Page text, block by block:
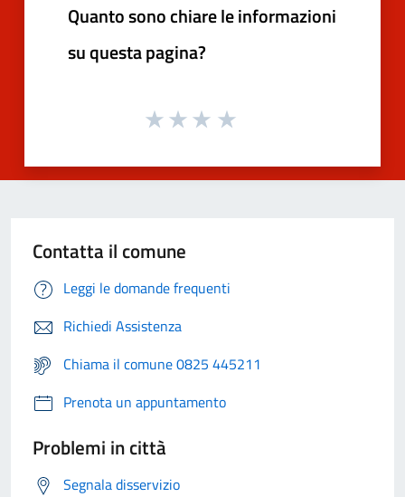
Quanto sono chiare le informazioni
su questa pagina?
Contatta il comune
Leggi le domande frequenti
Richiedi Assistenza
Chiama il comune 0825 445211
Prenota un appuntamento
Problemi in città
Segnala disservizio